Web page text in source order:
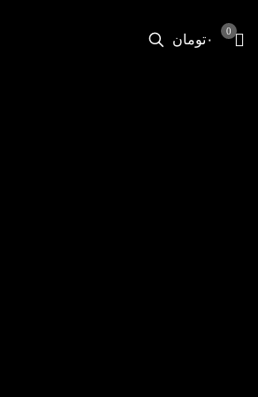
0
۰تومان